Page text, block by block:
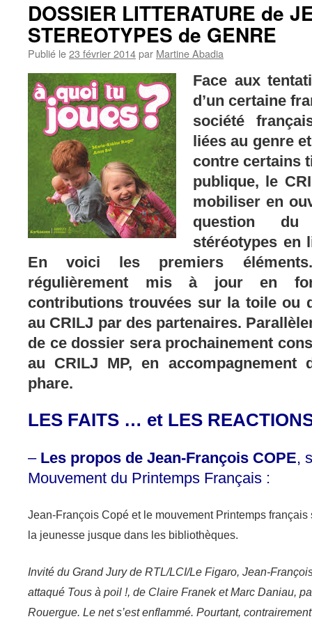
DOSSIER LITTERATURE de
STEREOTYPES de GENRE
Publié le23 février 2014par Martine Abadia
Face aux
d’un certaine
société
liées au genre
contre certains
publique, le
mobiliser en
question
stéréotypes en
En voici les premiers
régulièrement mis à jour en
contributions trouvées sur la toile ou
au CRILJ par des partenaires.
de ce dossier sera prochainement
au CRILJ MP, en accompagnement
phare.
LES FAITS … et LES
– Les propos de Jean-François COPE,
Mouvement du Printemps Français :
Jean-François Copé et le mouvement Printemps français
la jeunesse jusque dans les bibliothèques.
Invité du Grand Jury de RTL/LCI/Le Figaro, Jean-
attaqué Tous à poil !, de Claire Franek et Marc Daniau,
Rouergue. Le net s’est enflammé. Pourtant,